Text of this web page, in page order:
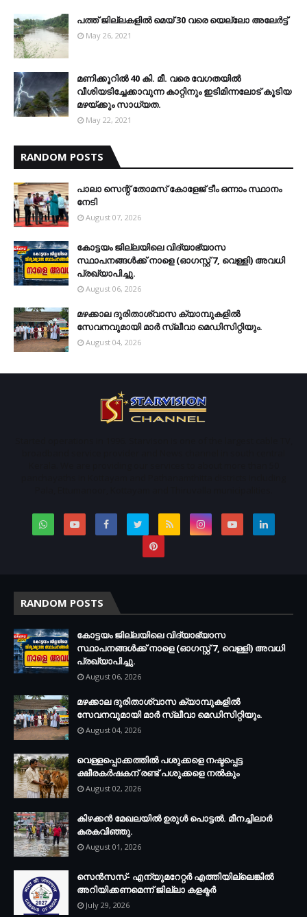
പത്ത് ജില്ലകളില്‍ മെയ് 30 വരെ യെല്ലോ അലേര്‍ട്ട്
May 26, 2021
മണിക്കൂറിൽ 40 കി. മീ. വരെ വേഗതയിൽ
വീശിയടിച്ചേക്കാവുന്ന കാറ്റിനും ഇടിമിന്നലോട് കൂടിയ
മഴയ്ക്കും സാധ്യത.
May 22, 2021
RANDOM POSTS
പാലാ സെന്റ് തോമസ് കോളേജ് ടീം ഒന്നാം സ്ഥാനം
നേടി
August 07, 2026
കോട്ടയം ജില്ലയിലെ വിദ്യാഭ്യാസ
സ്ഥാപനങ്ങള്‍ക്ക് നാളെ (ഓഗസ്റ്റ് 7, വെള്ളി) അവധി
പ്രഖ്യാപിച്ചു.
August 06, 2026
മഴക്കാല ദുരിതാശ്വാസ ക്യാമ്പുകളിൽ
സേവനവുമായി മാർ സ്ലീവാ മെഡിസിറ്റിയും.
August 04, 2026
RANDOM POSTS
കോട്ടയം ജില്ലയിലെ വിദ്യാഭ്യാസ
സ്ഥാപനങ്ങള്‍ക്ക് നാളെ (ഓഗസ്റ്റ് 7, വെള്ളി) അവധി
പ്രഖ്യാപിച്ചു.
August 06, 2026
മഴക്കാല ദുരിതാശ്വാസ ക്യാമ്പുകളിൽ
സേവനവുമായി മാർ സ്ലീവാ മെഡിസിറ്റിയും.
August 04, 2026
വെള്ളപ്പൊക്കത്തില്‍ പശുക്കളെ നഷ്ടപ്പെട്ട
ക്ഷീരകര്‍ഷകന് രണ്ട് പശുക്കളെ നല്‍കും
August 02, 2026
കിഴക്കന്‍ മേഖലയില്‍ ഉരുള്‍ പൊട്ടല്‍. മീനച്ചിലാര്‍
കരകവിഞ്ഞു.
August 01, 2026
സെന്‍സസ്- എന്യുമറേറ്റര്‍ എത്തിയില്ലെങ്കില്‍
അറിയിക്കണമെന്ന് ജില്ലാ കളക്ടര്‍
July 29, 2026